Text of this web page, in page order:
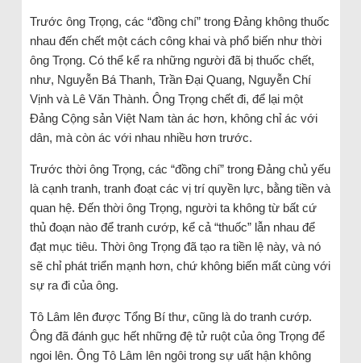
Trước ông Trọng, các “đồng chí” trong Đảng không thuốc
nhau đến chết một cách công khai và phổ biến như thời
ông Trọng. Có thể kể ra những người đã bị thuốc chết,
như, Nguyễn Bá Thanh, Trần Đại Quang, Nguyễn Chí
Vịnh và Lê Văn Thành. Ông Trọng chết đi, để lại một
Đảng Cộng sản Việt Nam tàn ác hơn, không chỉ ác với
dân, mà còn ác với nhau nhiều hơn trước.
Trước thời ông Trọng, các “đồng chí” trong Đảng chủ yếu
là cạnh tranh, tranh đoạt các vị trí quyền lực, bằng tiền và
quan hệ. Đến thời ông Trọng, người ta không từ bất cứ
thủ đoạn nào để tranh cướp, kể cả “thuốc” lẫn nhau để
đạt mục tiêu. Thời ông Trọng đã tạo ra tiền lệ này, và nó
sẽ chỉ phát triển mạnh hơn, chứ không biến mất cùng với
sự ra đi của ông.
Tô Lâm lên được Tổng Bí thư, cũng là do tranh cướp.
Ông đã đánh gục hết những đệ tử ruột của ông Trọng để
ngoi lên. Ông Tô Lâm lên ngôi trong sự uất hận không